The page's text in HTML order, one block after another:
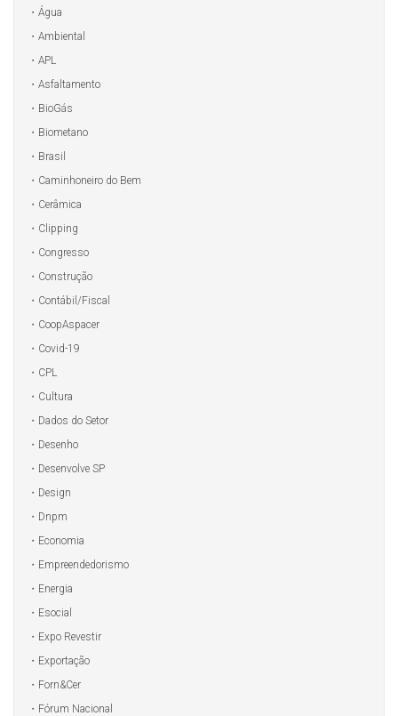
Água
Ambiental
APL
Asfaltamento
BioGás
Biometano
Brasil
Caminhoneiro do Bem
Cerâmica
Clipping
Congresso
Construção
Contábil/Fiscal
CoopAspacer
Covid-19
CPL
Cultura
Dados do Setor
Desenho
Desenvolve SP
Design
Dnpm
Economia
Empreendedorismo
Energia
Esocial
Expo Revestir
Exportação
Forn&Cer
Fórum Nacional